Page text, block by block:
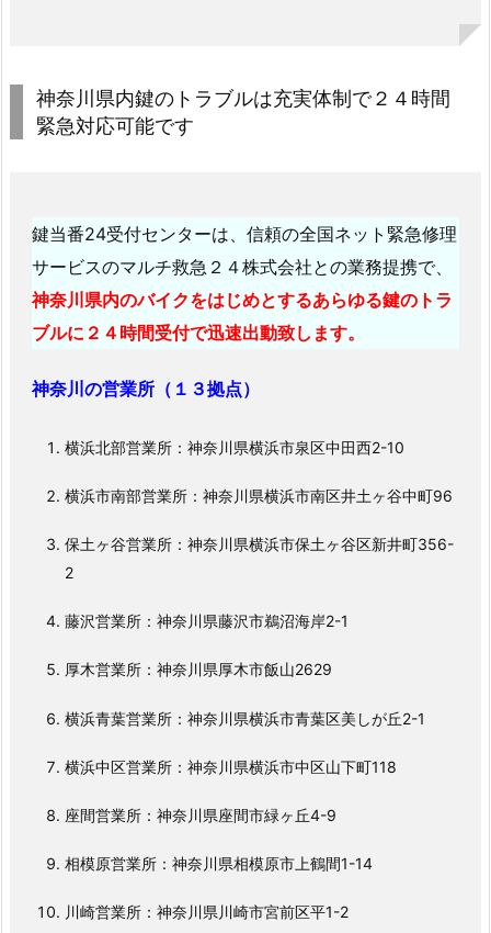
で
す
綾
瀬
市
4
間
応
エ
ア
1.
バ
ク
ト
ラ
ル
金
神奈川県内鍵のトラブルは充実体制で２４時間
緊急対応可能です
鍵当番24受付センターは、信頼の全国ネット緊急修理
サービスのマルチ救急２４株式会社との業務提携で、
神奈川県内のバイクをはじめとするあらゆる鍵のトラ
ブルに２４時間受付で迅速出動致します。
神奈川の営業所（１３拠点）
横浜北部営業所：神奈川県横浜市泉区中田西2-10
横浜市南部営業所：神奈川県横浜市南区井土ヶ谷中町96
保土ヶ谷営業所：神奈川県横浜市保土ヶ谷区新井町356-
2
藤沢営業所：神奈川県藤沢市鵜沼海岸2-1
厚木営業所：神奈川県厚木市飯山2629
横浜青葉営業所：神奈川県横浜市青葉区美しが丘2-1
横浜中区営業所：神奈川県横浜市中区山下町118
座間営業所：神奈川県座間市緑ヶ丘4-9
相模原営業所：神奈川県相模原市上鶴間1-14
川崎営業所：神奈川県川崎市宮前区平1-2